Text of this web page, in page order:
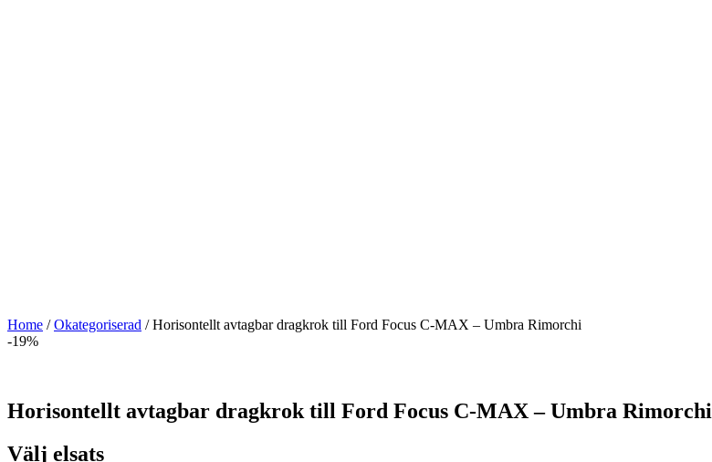
Home /Okategoriserad / Horisontellt avtagbar dragkrok till Ford Focus C-MAX – Umbra Rimorchi
-19%
Horisontellt avtagbar dragkrok till Ford Focus C-MAX – Umbra Rimorchi
Välj elsats